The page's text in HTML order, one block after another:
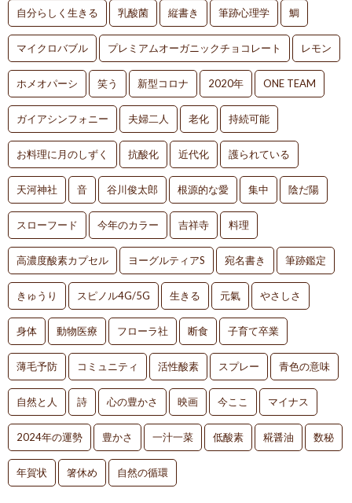
自分らしく生きる 乳酸菌 縦書き 筆跡心理学 鯛
マイクロバブル プレミアムオーガニックチョコレート レモン
ホメオパーシ 笑う 新型コロナ 2020年 ONE TEAM
ガイアシンフォニー 夫婦二人 老化 持続可能
お料理に月のしずく 抗酸化 近代化 護られている
天河神社 音 谷川俊太郎 根源的な愛 集中 陰だ陽
スローフード 今年のカラー 吉祥寺 料理
高濃度酸素カプセル ヨーグルティアS 宛名書き 筆跡鑑定
きゅうり スピノル4G/5G 生きる 元氣 やさしさ
身体 動物医療 フローラ社 断食 子育て卒業
薄毛予防 コミュニティ 活性酸素 スプレー 青色の意味
自然と人 詩 心の豊かさ 映画 今ここ マイナス
2024年の運勢 豊かさ 一汁一菜 低酸素 糀醤油 数秘
年賀状 箸休め 自然の循環